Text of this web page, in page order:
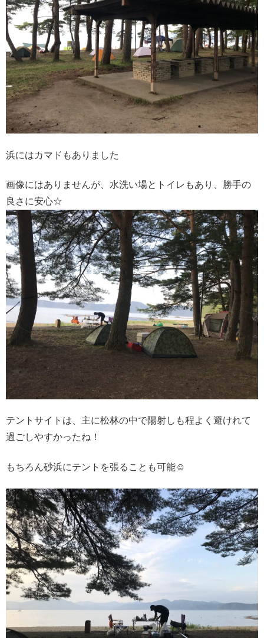
浜にはカマドもありました
画像にはありませんが、水洗い場とトイレもあり、勝手の
良さに安心☆
テントサイトは、主に松林の中で陽射しも程よく避けれて
過ごしやすかったね！
もちろん砂浜にテントを張ることも可能☺︎